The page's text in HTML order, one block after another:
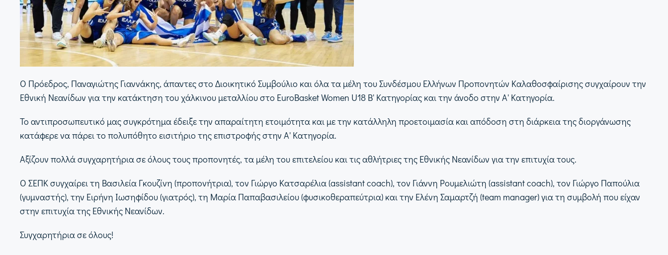
Ο Πρόεδρος, Παναγιώτης Γιαννάκης, άπαντες στο Διοικητικό Συμβούλιο και όλα τα μέλη του Συνδέσμου Ελλήνων Προπονητών Καλαθοσφαίρισης συγχαίρουν την
Εθνική Νεανίδων για την κατάκτηση του χάλκινου μεταλλίου στο EuroBasket Women U18 Β' Κατηγορίας και την άνοδο στην Α' Κατηγορία.
Το αντιπροσωπευτικό μας συγκρότημα έδειξε την απαραίτητη ετοιμότητα και με την κατάλληλη προετοιμασία και απόδοση στη διάρκεια της διοργάνωσης
κατάφερε να πάρει το πολυπόθητο εισιτήριο της επιστροφής στην Α' Κατηγορία.
Αξίζουν πολλά συγχαρητήρια σε όλους τους προπονητές, τα μέλη του επιτελείου και τις αθλήτριες της Εθνικής Νεανίδων για την επιτυχία τους.
Ο ΣΕΠΚ συγχαίρει τη Βασιλεία Γκουζίνη (προπονήτρια), τον Γιώργο Κατσαρέλια (assistant coach), τον Γιάννη Ρουμελιώτη (assistant coach), τον Γιώργο Παπούλια
(γυμναστής), την Ειρήνη Ιωσηφίδου (γιατρός), τη Μαρία Παπαβασιλείου (φυσικοθεραπεύτρια) και την Ελένη Σαμαρτζή (team manager) για τη συμβολή που είχαν
στην επιτυχία της Εθνικής Νεανίδων.
Συγχαρητήρια σε όλους!